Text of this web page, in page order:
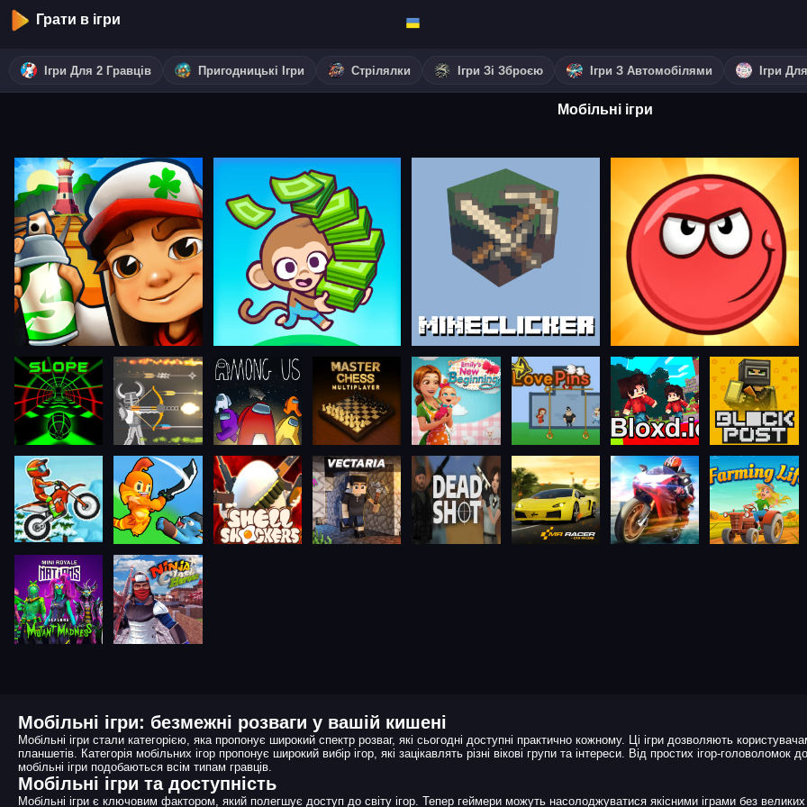
Грати в ігри
Ігри Для 2 Гравців Пригодницькі Ігри Стрілялки Ігри Зі Зброєю Ігри З Автомобілями Ігри
Мобільні ігри
Мобільні ігри: безмежні розваги у вашій кишені
Мобільні ігри стали категорією, яка пропонує широкий спектр розваг, які сьогодні доступні практично кожному. Ці ігри дозволяють
планшетів. Категорія мобільних ігор пропонує широкий вибір ігор, які зацікавлять різні вікові групи та інтереси. Від простих ігор-головоломок
мобільні ігри подобаються всім типам гравців.
Мобільні ігри та доступність
Мобільні ігри є ключовим фактором, який полегшує доступ до світу ігор. Тепер геймери можуть насолоджуватися якісними іграми без великих